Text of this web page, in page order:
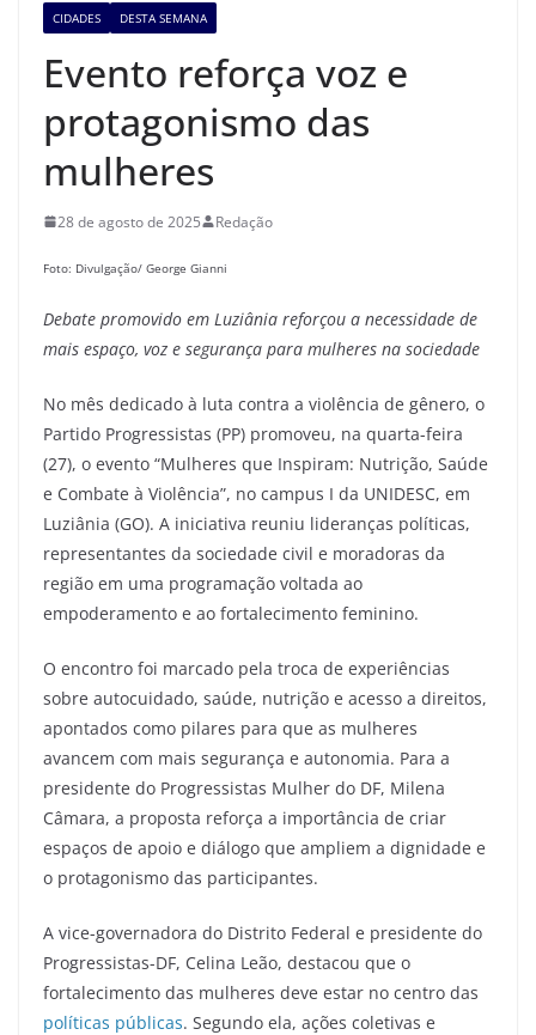
CIDADES DESTA SEMANA
Evento reforça voz e
protagonismo das
mulheres
28 de agosto de 2025 Redação
Foto: Divulgação/ George Gianni
Debate promovido em Luziânia reforçou a necessidade de
mais espaço, voz e segurança para mulheres na sociedade
No mês dedicado à luta contra a violência de gênero, o
Partido Progressistas (PP) promoveu, na quarta-feira
(27), o evento “Mulheres que Inspiram: Nutrição, Saúde
e Combate à Violência”, no campus I da UNIDESC, em
Luziânia (GO). A iniciativa reuniu lideranças políticas,
representantes da sociedade civil e moradoras da
região em uma programação voltada ao
empoderamento e ao fortalecimento feminino.
O encontro foi marcado pela troca de experiências
sobre autocuidado, saúde, nutrição e acesso a direitos,
apontados como pilares para que as mulheres
avancem com mais segurança e autonomia. Para a
presidente do Progressistas Mulher do DF, Milena
Câmara, a proposta reforça a importância de criar
espaços de apoio e diálogo que ampliem a dignidade e
o protagonismo das participantes.
A vice-governadora do Distrito Federal e presidente do
Progressistas-DF, Celina Leão, destacou que o
fortalecimento das mulheres deve estar no centro das
políticas públicas. Segundo ela, ações coletivas e